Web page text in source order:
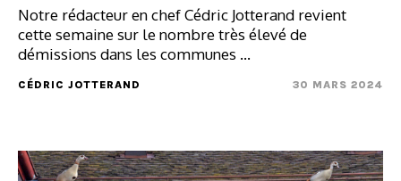
Notre rédacteur en chef Cédric Jotterand revient
cette semaine sur le nombre très élevé de
démissions dans les communes ...
CÉDRIC JOTTERAND 30 MARS 2024